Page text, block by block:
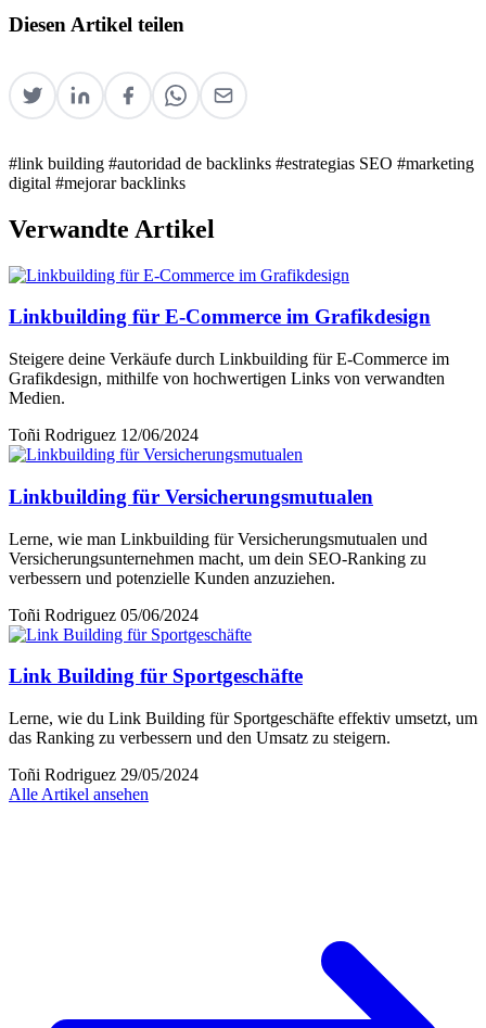
Diesen Artikel teilen
#link building #autoridad de backlinks #estrategias SEO #marketing
digital #mejorar backlinks
Verwandte Artikel
Linkbuilding für E-Commerce im Grafikdesign
Steigere deine Verkäufe durch Linkbuilding für E-Commerce im
Grafikdesign, mithilfe von hochwertigen Links von verwandten
Medien.
Toñi Rodriguez 12/06/2024
Linkbuilding für Versicherungsmutualen
Lerne, wie man Linkbuilding für Versicherungsmutualen und
Versicherungsunternehmen macht, um dein SEO-Ranking zu
verbessern und potenzielle Kunden anzuziehen.
Toñi Rodriguez 05/06/2024
Link Building für Sportgeschäfte
Lerne, wie du Link Building für Sportgeschäfte effektiv umsetzt, um
das Ranking zu verbessern und den Umsatz zu steigern.
Toñi Rodriguez 29/05/2024
Alle Artikel ansehen